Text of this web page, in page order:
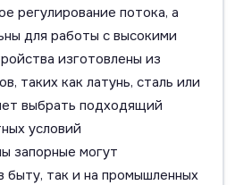
регулирование потока, а
для работы с высокими
изготовлены из
таких как латунь, сталь или
выбрать подходящий
условий
запорные могут
быту, так и на промышленных